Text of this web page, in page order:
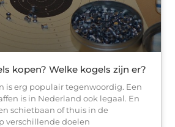
kopen? Welke kogels zijn er?
is erg populair tegenwoordig. Een
is in Nederland ook legaal. En
schietbaan of thuis in de
verschillende doelen